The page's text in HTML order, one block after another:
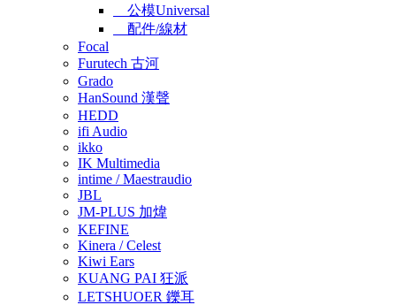
公模Universal
配件/線材
Focal
Furutech 古河
Grado
HanSound 漢聲
HEDD
ifi Audio
ikko
IK Multimedia
intime / Maestraudio
JBL
JM-PLUS 加煒
KEFINE
Kinera / Celest
Kiwi Ears
KUANG PAI 狂派
LETSHUOER 鑠耳